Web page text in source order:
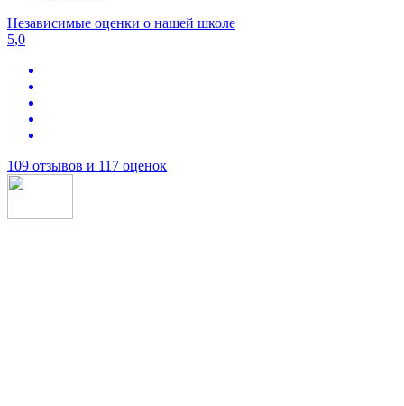
Независимые оценки о нашей школе
5,0
109 отзывов и 117 оценок